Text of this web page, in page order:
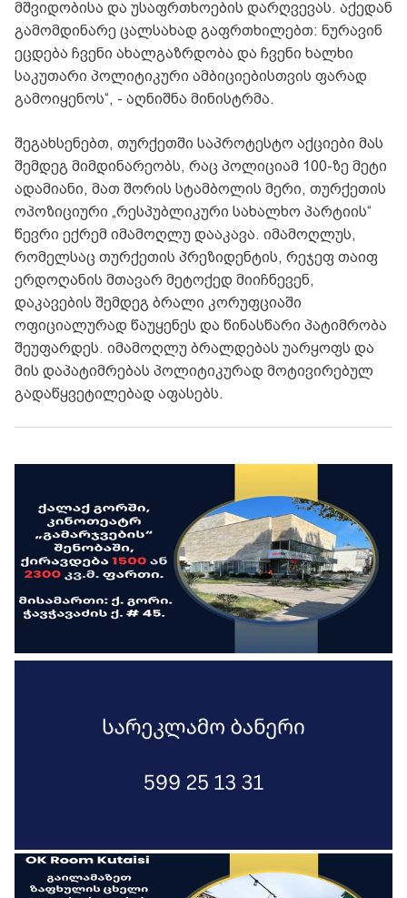
მშვიდობისა და უსაფრთხოების დარღვევას. აქედან
გამომდინარე ცალსახად გაფრთხილებთ: ნურავინ
ეცდება ჩვენი ახალგაზრდობა და ჩვენი ხალხი
საკუთარი პოლიტიკური ამბიციებისთვის ფარად
გამოიყენოს“, - აღნიშნა მინისტრმა.
შეგახსენებთ, თურქეთში საპროტესტო აქციები მას
შემდეგ მიმდინარეობს, რაც პოლიციამ 100-ზე მეტი
ადამიანი, მათ შორის სტამბოლის მერი, თურქეთის
ოპოზიციური „რესპუბლიკური სახალხო პარტიის“
წევრი ექრემ იმამოღლუ დააკავა. იმამოღლუს,
რომელსაც თურქეთის პრეზიდენტის, რეჯეფ თაიფ
ერდოღანის მთავარ მეტოქედ მიიჩნევენ,
დაკავების შემდეგ ბრალი კორუფციაში
ოფიციალურად წაუყენეს და წინასწარი პატიმრობა
შეუფარდეს. იმამოღლუ ბრალდებას უარყოფს და
მის დაპატიმრებას პოლიტიკურად მოტივირებულ
გადაწყვეტილებად აფასებს.